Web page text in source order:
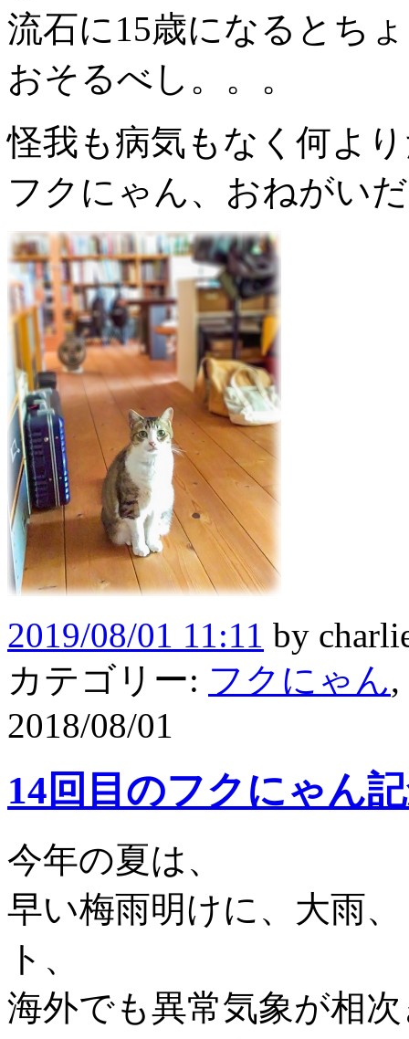
流石に15歳になるとち
おそるべし。。。
怪我も病気もなく何よ
フクにゃん、おねがい
2019/08/01 11:11 by
カテゴリー: フクにゃん,
2018/08/01
14回目のフクにゃん
今年の夏は、
早い梅雨明けに、大雨
ト、
海外でも異常気象が相